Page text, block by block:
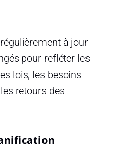
à jour
pour refléter les
lois, les besoins
retours des